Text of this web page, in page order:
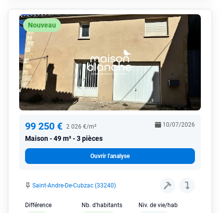
Nouveau
99 250 € 2 026 €/m²
Maison 49 m² - 3 pièces
10/07/2026
Ouvrir l'analyse
Saint-Andre-De-Cubzac (33240)
Différence
Nb. d'habitants
Niv. de vie/hab